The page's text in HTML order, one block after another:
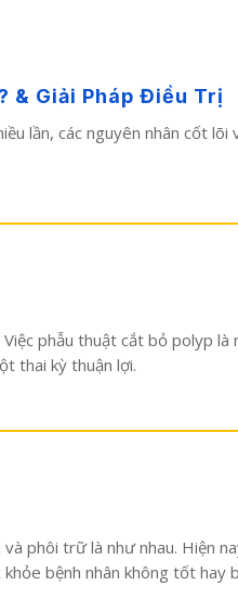
& Giải Pháp Điều Trị
lần, các nguyên nhân cốt
phẫu thuật cắt bỏ polyp
thai kỳ thuận lợi.
phôi trữ là như nhau. Hiện
bệnh nhân không tốt hay